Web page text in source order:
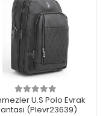
U.S Polo Evrak
(Plevr23639)